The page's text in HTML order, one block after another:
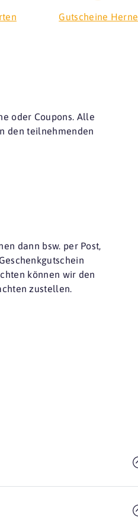
Gutscheine Herne
oder Coupons. Alle
den teilnehmenden
dann bsw. per Post,
können wir den
zustellen.